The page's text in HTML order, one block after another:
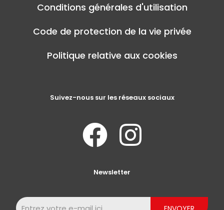
Conditions générales d'utilisation
Code de protection de la vie privée
Politique relative aux cookies
Suivez-nous sur les réseaux sociaux
Newsletter